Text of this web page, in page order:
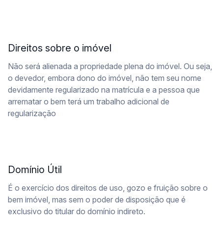
Direitos sobre o imóvel
Não será alienada a propriedade plena do imóvel. Ou seja,
o devedor, embora dono do imóvel, não tem seu nome
devidamente regularizado na matrícula e a pessoa que
arrematar o bem terá um trabalho adicional de
regularização
Domínio Útil
É o exercício dos direitos de uso, gozo e fruição sobre o
bem imóvel, mas sem o poder de disposição que é
exclusivo do titular do domínio indireto.